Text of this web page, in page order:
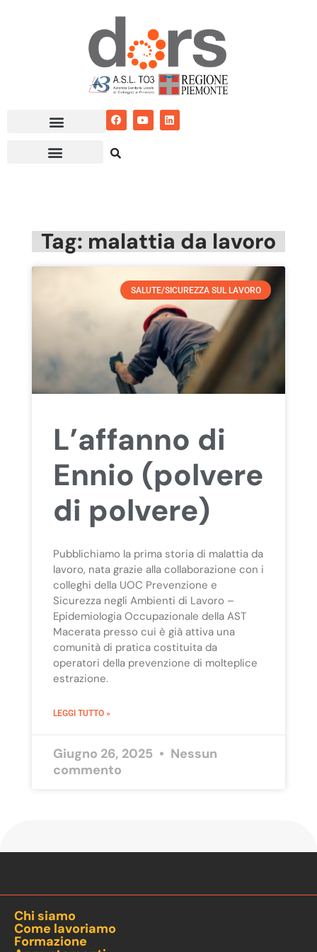
Tag: malattia da lavoro
SALUTE/SICUREZZA SUL LAVORO
L’affanno di
Ennio (polvere
di polvere)
Pubblichiamo la prima storia di malattia da
lavoro, nata grazie alla collaborazione con i
colleghi della UOC Prevenzione e
Sicurezza negli Ambienti di Lavoro –
Epidemiologia Occupazionale della AST
Macerata presso cui è già attiva una
comunità di pratica costituita da
operatori della prevenzione di molteplice
estrazione.
LEGGI TUTTO »
Giugno 26, 2025
Nessun
commento
Chi siamo
Come lavoriamo
Formazione